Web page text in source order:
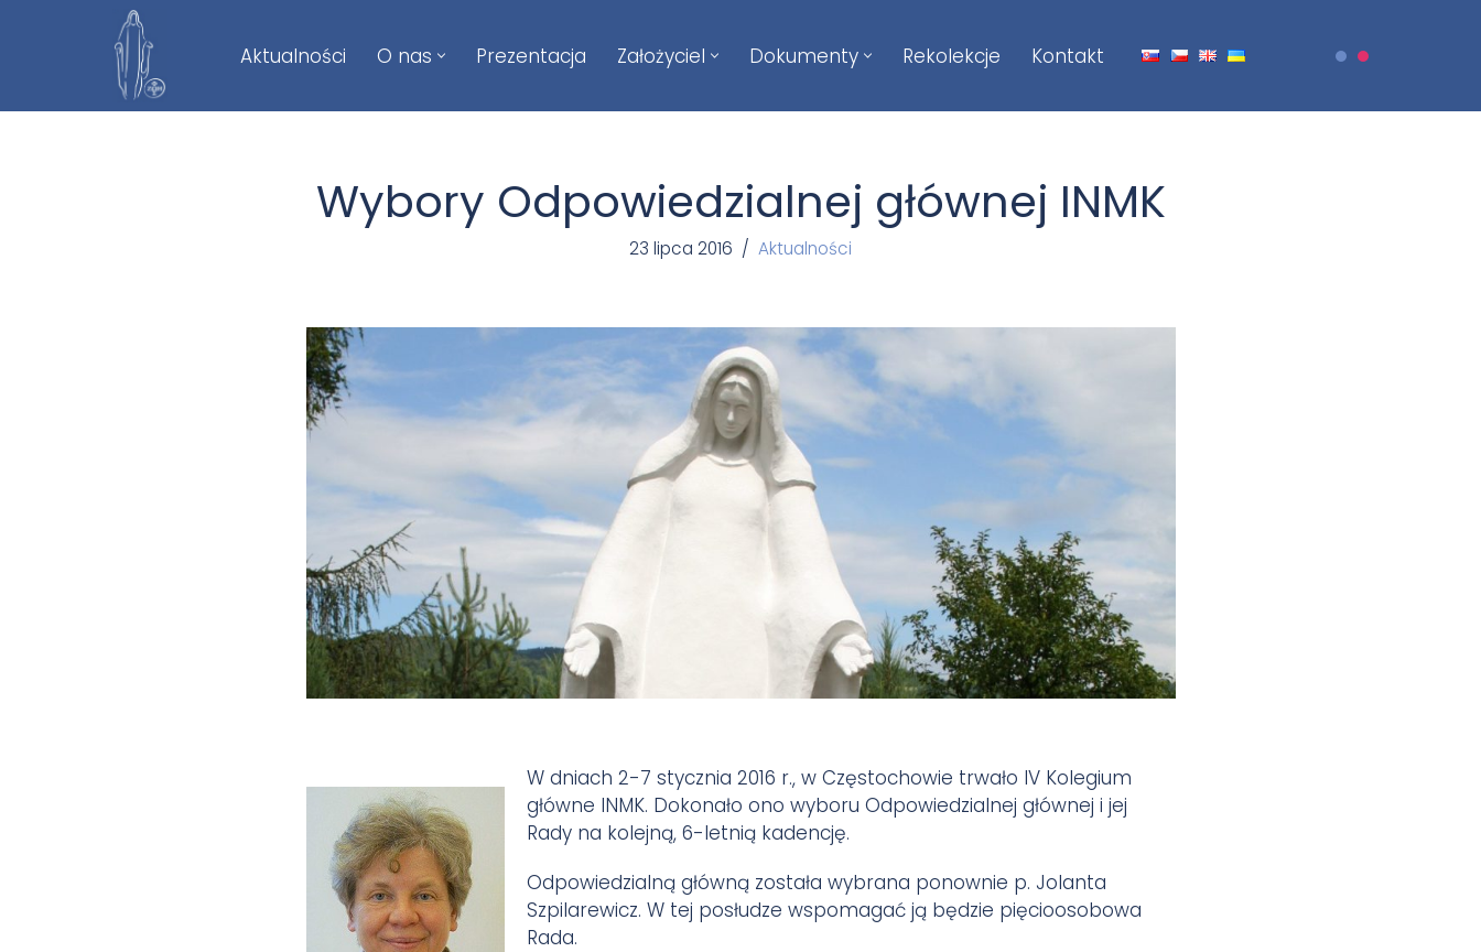
treści
Aktualności O nas Prezentacja Założyciel Dokumenty Rekolekcje Kontakt
Wybory Odpowiedzialnej głównej INMK
23 lipca 2016 Aktualności
W dniach 2-7 stycznia 2016 r., w Częstochowie trwało IV Kolegium
główne INMK. Dokonało ono wyboru Odpowiedzialnej głównej i jej
Rady na kolejną, 6-letnią kadencję.
Odpowiedzialną główną została wybrana ponownie p. Jolanta
Szpilarewicz. W tej posłudze wspomagać ją będzie pięcioosobowa
Rada.